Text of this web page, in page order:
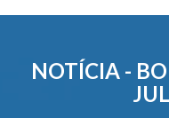
NOTÍCIA -